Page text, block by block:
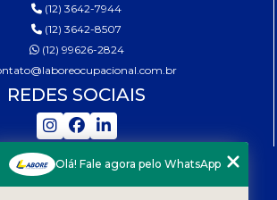
(12) 3642-7944
(12) 3642-8507
(12) 99626-2824
REDES SOCIAIS
MENU
HOME
Olá! Fale agora pelo WhatsApp